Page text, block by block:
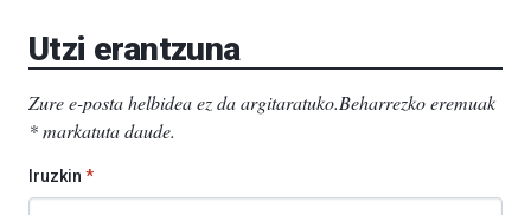
Utzi erantzuna
Zure e-posta helbidea ez da argitaratuko.Beharrezko eremuak
*markatuta daude.
Iruzkin *